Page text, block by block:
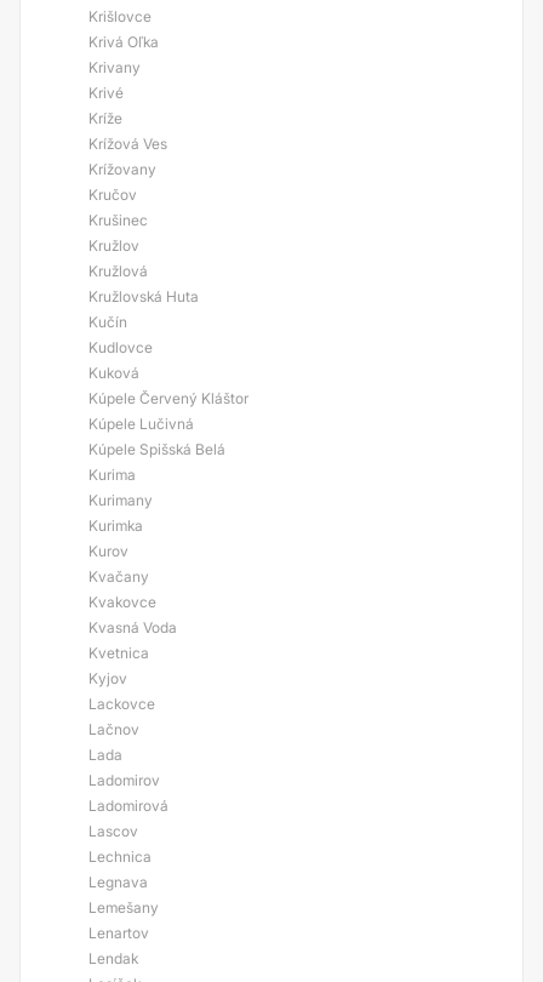
Krišlovce
Krivá Oľka
Krivany
Krivé
Kríže
Krížová Ves
Krížovany
Kručov
Krušinec
Kružlov
Kružlová
Kružlovská Huta
Kučín
Kudlovce
Kuková
Kúpele Červený Kláštor
Kúpele Lučivná
Kúpele Spišská Belá
Kurima
Kurimany
Kurimka
Kurov
Kvačany
Kvakovce
Kvasná Voda
Kvetnica
Kyjov
Lackovce
Lačnov
Lada
Ladomirov
Ladomirová
Lascov
Lechnica
Legnava
Lemešany
Lenartov
Lendak